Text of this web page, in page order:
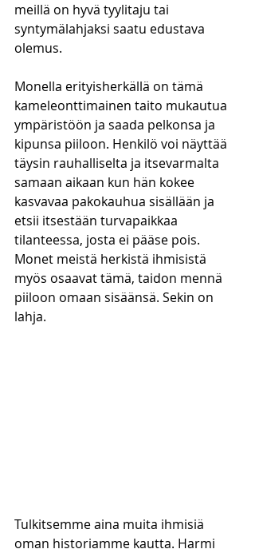
meillä on hyvä tyylitaju tai
syntymälahjaksi saatu edustava
olemus.
Monella erityisherkällä on tämä
kameleonttimainen taito mukautua
ympäristöön ja saada pelkonsa ja
kipunsa piiloon. Henkilö voi näyttää
täysin rauhalliselta ja itsevarmalta
samaan aikaan kun hän kokee
kasvavaa pakokauhua sisällään ja
etsii itsestään turvapaikkaa
tilanteessa, josta ei pääse pois.
Monet meistä herkistä ihmisistä
myös osaavat tämä, taidon mennä
piiloon omaan sisäänsä. Sekin on
lahja.
Tulkitsemme aina muita ihmisiä
oman historiamme kautta. Harmi